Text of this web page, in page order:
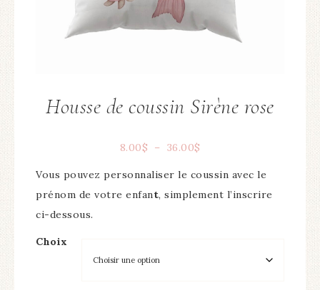
Housse de coussin Sirène rose
8.00$ – 36.00$
Vous pouvez personnaliser le coussin avec le
prénom de votre enfant, simplement l’inscrire
ci-dessous.
Choix